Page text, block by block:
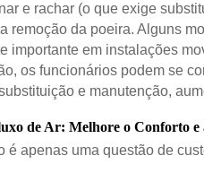
e rachar (o que exige
remoção da poeira. Alguns
importante em instalações
os funcionários podem se
e manutenção,
de Ar: Melhore o Conforto
é apenas uma questão de